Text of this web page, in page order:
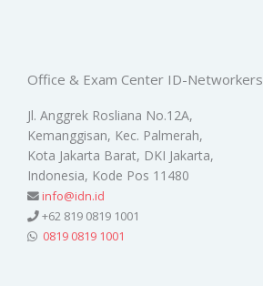
Office & Exam Center ID-Networkers
Jl. Anggrek Rosliana No.12A,
Kemanggisan, Kec. Palmerah,
Kota Jakarta Barat, DKI Jakarta,
Indonesia, Kode Pos 11480
info@idn.id
+62 819 0819 1001
0819 0819 1001